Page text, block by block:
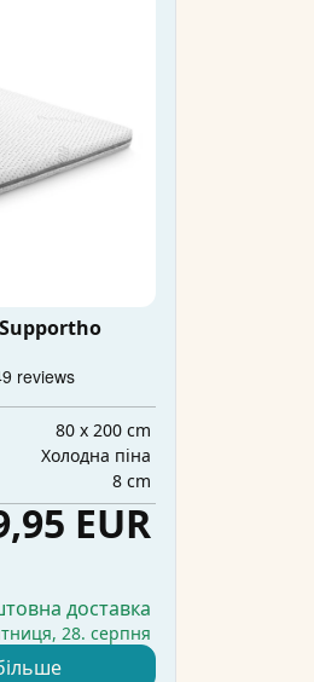
80 x 200 cm
Холодна піна
8 cm
EUR
доставка
28. серпня